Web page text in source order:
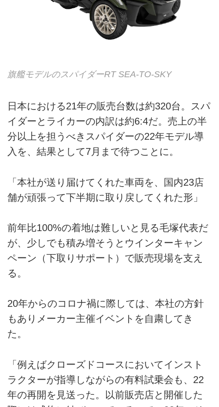
旗艦モデルのスパイダーRT SEA-TO-SKY
日本における21年の販売台数は約320台。スパ
イダーとライカーの内訳は約6:4だ。売上の半
分以上を担うべきスパイダーの22年モデル導
入を、結果として7月まで待つことに。
「本社が送り届けてくれた車両を、国内23店
舗が頑張って下半期に取り戻してくれた形」
前年比100%の着地は難しいと見る毛塚代表だ
が、少しでも積み増そうとウインターキャン
ペーン（下取りサポート）で販売現場を支え
る。
20年からのコロナ禍に際しては、本社の方針
もありメーカー主催イベントを自粛してき
た。
「例えばクローズドコースにおいてインスト
ラクターが指導しながらの有料試乗会も、22
年の再開を見送った。以前販売店と開催した